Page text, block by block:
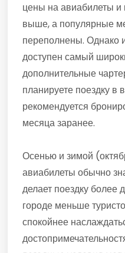
цены на авиабилеты
выше, а популярные
переполнены. Однако
доступен самый
дополнительные
планируете поездку в
рекомендуется
месяца заранее.
Осенью и зимой
авиабилеты обычно
делает поездку более
городе меньше
спокойнее